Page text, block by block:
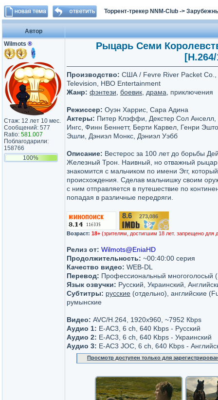
Торрент-трекер NNM-Club ->
Автор
Wilmots ®
Стаж: 12 лет 10 мес.
Сообщений: 577
Ratio: 581.007
Поблагодарили:
158766
100%
Рыцарь Семи
Производство: США / Fevre River Packet Co.,
Television, HBO Entertainment
Жанр: фэнтези боевик драма , приключения
Режиссер: Оуэн Харрис, Сара Адина
Актеры: Питер Клэффи, Декстер Сол
Ингс, Финн Беннетт, Берти Карвел, Генри
Эшли, Дэниэл Монкс, Дэниэл Уэбб
Описание: Вестерос за 100 лет до борьбы
Железный Трон. Наивный, но отважный
знакомится с мальчиком по имени Эгг,
происхождения. Сделав мальчишку своим
с ним отправляется в путешествие по
попадая в различные передряги.
8.6 273,086
Возраст: 18+ (зрителям, достигшим 18 лет. запрещено для
Релиз от: Wilmots@EniaHD
Продолжительность: ~00:40:00 серия
Качество видео: WEB-DL
Перевод: Профессиональный многоголосый
Язык озвучки: Русский, Украинский,
Субтитры: русские (отдельно), английские
румынские
Видео: AVC/H.264, 1920x960, ~7952 Кbps
Аудио 1: E-AC3, 6 ch, 640 Kbps - Русский
Аудио 2: E-AC3, 6 ch, 640 Kbps - Украинский
Аудио 3: E-AC3 JOC, 6 ch, 640 Kbps -
Просмотр доступен только для